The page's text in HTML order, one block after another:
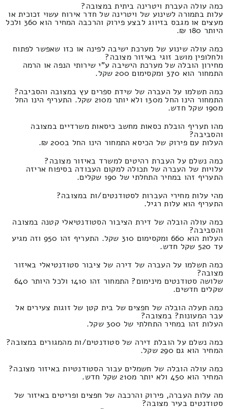
כמה עולה העברת ויטרינה ביתית במצובה?
עלות בתמורה לשינוע של ויטרינה של חדר אירוח עשוי זכוכית או
מעצים או מגבס בזיווג לבצע פירוק והרכבה המחיר הוא 360 ולכל
היותר 180 ₪.
כמה עולה שינוע של מערכת ישיבה לפינה או כזו שאפשר לפתוח
ולחלופין מושב זוגי באיזור מצובה?
מחירון הובלה של מערכת הישיבה ע"י שירותי הנפה או הרמה
התמחור הוא 370 ומקסימום 200 שקל.
כמה תשלמו על העברה של שידת ספרים עץ במצובה והסביבה?
התמחור הינו החל מ130 ולא יותר מ210 שקל. התעריף הינו החל
מ190 שקל חדש.
מהו תעריף הובלת כסאות מחשב כיסאות משרדיים במצובה
והסביבה?
העלות עם פירוק של הכיסא התמחור הינו החל ב200 ₪.
כמה נשלם על העברת רהיטים למשרד באיזור מצובה?
עלויות של העברה של תכולה למקום העבודה בסיפוח אריזה
התעריף זהו במחיר התחלתי של 190 שקלים.
מהי עלות מחירי העברות לסטודנטים/ות במצובה?
התעריף הוא עלות רגיל.
כמה עולה הובלה של דירת הציבור הסטודנטיאלי קטנה במצובה
והסביבה?
העלות הוא 660 ומקסימום 310 שקל. התעריף זהו 950 וזה מגיע
עד 520 שקל חדש.
כמה תשלמו על העברה של דירה של ציבור סטודנטיאלי באיזור
מצובה?
שלושה סטודנטים מינימום? התמחור זהו 1410 ולכל היותר 640
שקלים חדשים.
כמה תעלה הובלה של חפצים של בית קטן של זוגות צעירים אל
עבר המעונות? במצובה?
העלות זהו במחיר התחלתי של 300 שקל.
כמה נשלם על הובלת דירה של סטודנטים/ות מהמגורים במצובה?
המחיר הוא גם 290 שקל.
כמה עולה הובלה של חשמלים עבור הסטודנטיות באיזור מצובה?
המחיר הוא 450 ולא יותר מ210 שקל חדש.
מה עלות העברה, פירוק והרכבה של חפצים ופריטים באיזור של
סטודנטים בעיר מצובה?